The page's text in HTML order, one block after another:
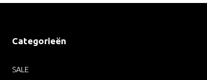
Categorieën
SALE